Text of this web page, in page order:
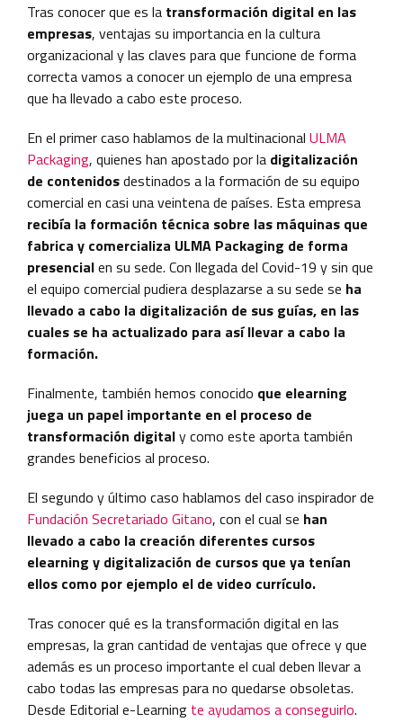
Tras conocer que es la transformación digital en las
empresas, ventajas su importancia en la cultura
organizacional y las claves para que funcione de forma
correcta vamos a conocer un ejemplo de una empresa
que ha llevado a cabo este proceso.
En el primer caso hablamos de la multinacional ULMA
Packaging, quienes han apostado por la digitalización
de contenidosdestinados a la formación de su equipo
comercial en casi una veintena de países. Esta empresa
recibía la formación técnica sobre las máquinas que
fabrica y comercializa ULMA Packaging de forma
presencialen su sede. Con llegada del Covid-19 y sin que
el equipo comercial pudiera desplazarse a su sede se ha
llevado a cabo la digitalización de sus guías, en las
cuales se ha actualizado para así llevar a cabo la
formación.
Finalmente, también hemos conocido que elearning
juega un papel importante en el proceso de
transformación digitaly como este aporta también
grandes beneficios al proceso.
El segundo y último caso hablamos del caso inspirador de
Fundación Secretariado Gitano, con el cual se han
llevado a cabo la creación diferentes cursos
elearning y digitalización de cursos que ya tenían
ellos como por ejemplo el de video currículo.
Tras conocer qué es la transformación digital en las
empresas, la gran cantidad de ventajas que ofrece y que
además es un proceso importante el cual deben llevar a
cabo todas las empresas para no quedarse obsoletas.
Desde Editorial e-Learning te ayudamos a conseguirlo.